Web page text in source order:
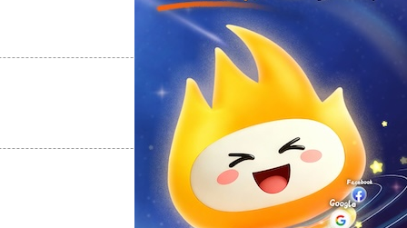
支持
反对 [0]
支持[0] 反对[0]